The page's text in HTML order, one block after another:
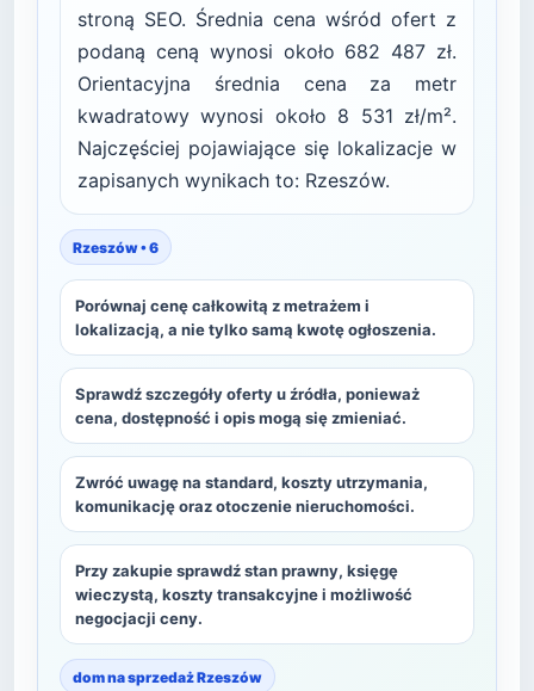
stroną SEO. Średnia cena wśród ofert z
podaną ceną wynosi około 682 487 zł.
Orientacyjna średnia cena za metr
kwadratowy wynosi około 8 531 zł/m².
Najczęściej pojawiające się lokalizacje w
zapisanych wynikach to: Rzeszów.
Rzeszów • 6
Porównaj cenę całkowitą z metrażem i
lokalizacją, a nie tylko samą kwotę ogłoszenia.
Sprawdź szczegóły oferty u źródła, ponieważ
cena, dostępność i opis mogą się zmieniać.
Zwróć uwagę na standard, koszty utrzymania,
komunikację oraz otoczenie nieruchomości.
Przy zakupie sprawdź stan prawny, księgę
wieczystą, koszty transakcyjne i możliwość
negocjacji ceny.
dom na sprzedaż Rzeszów